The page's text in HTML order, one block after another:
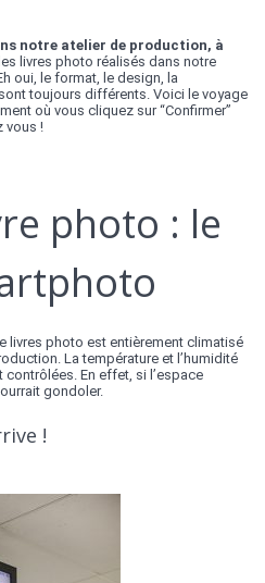
notre atelier de production, à
livres photo réalisés dans notre
oui, le format, le design, la
toujours différents. Voici le voyage
où vous cliquez sur “Confirmer”
vous !
photo : le
livres photo est entièrement climatisé
La température et l’humidité
En effet, si l’espace
gondoler.
!